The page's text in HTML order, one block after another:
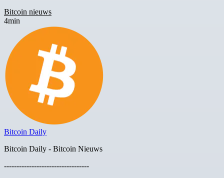
Bitcoin nieuws
4min
Bitcoin Daily
Bitcoin Daily - Bitcoin Nieuws
----------------------------------